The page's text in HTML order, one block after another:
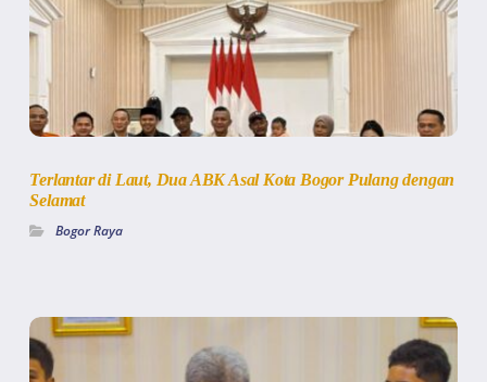
Terlantar di Laut, Dua ABK Asal Kota Bogor Pulang dengan
Selamat
Bogor Raya